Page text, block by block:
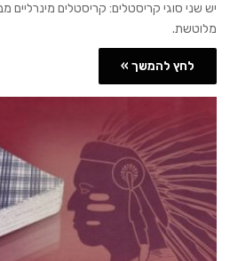
יש שני סוגי קריסטלים: קריסטלים מינרליים
מלוטשת.
לחץ להמשך »